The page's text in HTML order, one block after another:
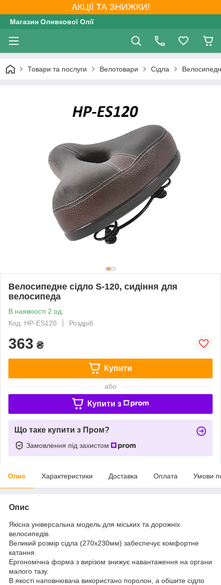
АКЦІЇ ТА ЗНИЖКИ!
Магазин Оливкової Олії
Товари та послуги Велотовари Сідла
Велосипедне сідло S-120, сидіння для
велосипеда
В наявності 2 од.
Код: HP-ES120
Роздріб
363 ₴
Купити
або
Купити з
Що таке купити з Пром?
Замовлення під захистом
Опис Характеристики Доставка Оплата Умови
Опис
Якісна універсальна модель для міських та дорожніх
велосипедів.
Великий розмір сідла (270х230мм) забеспечує комфортне
катання.
Ергономічна форма з вирізом знижує навантаження на органи
малого тазу.
В якості наповнювача використано поролон, а обшите сідло